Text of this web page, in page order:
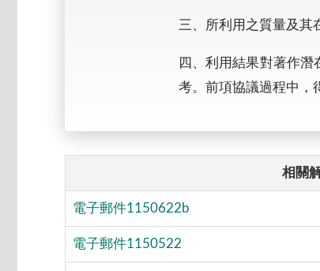
三、所利用之質量及其
四、利用結果對著作
考。前項協議過程中，
相關
電子郵件1150622b
電子郵件1150522